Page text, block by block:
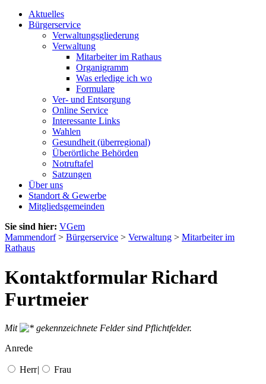
Aktuelles
Bürgerservice
Verwaltungsgliederung
Verwaltung
Mitarbeiter im Rathaus
Organigramm
Was erledige ich wo
Formulare
Ver- und Entsorgung
Online Service
Interessante Links
Wahlen
Gesundheit (überregional)
Überörtliche Behörden
Notruftafel
Satzungen
Über uns
Standort & Gewerbe
Mitgliedsgemeinden
Sie sind hier: VGem
Mammendorf> Bürgerservice > Verwaltung > Mitarbeiter im
Rathaus
Kontaktformular Richard
Furtmeier
Mit
gekennzeichnete Felder sind Pflichtfelder.
Anrede
Herr| Frau